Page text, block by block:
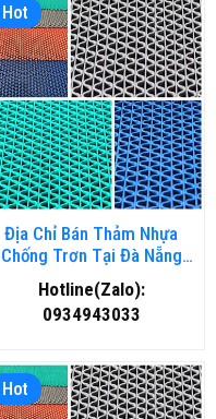
Hot
Địa Chỉ Bán Thảm Nhựa
Chống Trơn Tại Đà Nẵng
Chất Lượng, Giá Rẻ
Hotline(Zalo):
0934943033
Hot